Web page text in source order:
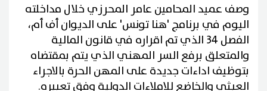
وصف عميد المحامين عامر المحرزي خلال مداخلته
اليوم في برنامج 'هنا تونس' على الديوان أف أم،
الفصل 34 الذي تم اقراره في قانون المالية
والمتعلق برفع السر المهني الذي يتم بمقتضاه
بتوظيف اداءات جديدة على المهن الحرة بالاجراء
العبثي والخاضع للاملاءات الدولية وفق تعبيره.